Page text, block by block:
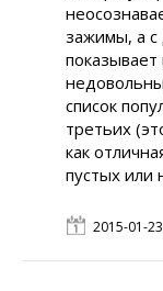
зажимы, а с
список
третьих
как
пустых или
2015-01-